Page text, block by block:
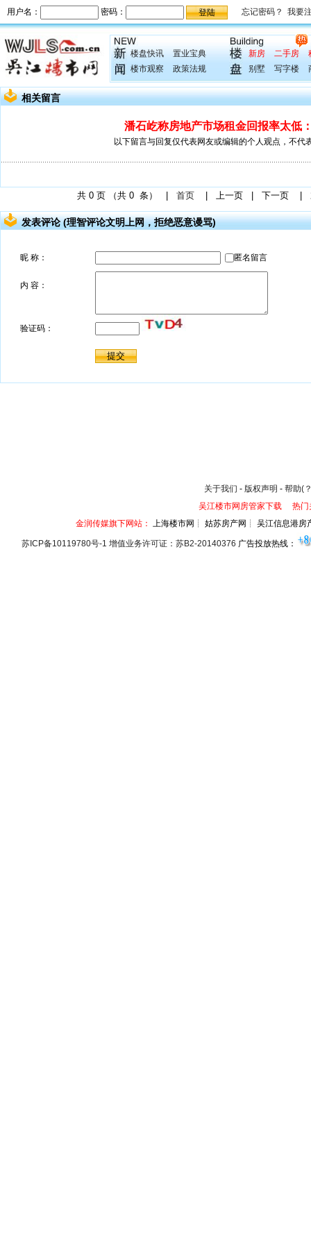
楼盘快讯
置业宝典
楼市观察
政策法规
新房 二手房
别墅
写字楼
相关留言
潘石屹称房地产市场租金回报率太低
以下留言与回复仅代表网友或编辑的个人观点，不代
共 0 页 （共 0 条） | 首页 上一页 下一页
发表评论 (理智评论文明上网，拒绝恶意谩骂)
关于我们 - 版权声明 - 帮助(
吴江楼市网房管家下载
热门
金润传媒旗下网站： 上海楼市网┊ 姑苏房产网┊ 吴江信息港
苏ICP备10119780号-1 增值业务许可证：苏B2-20140376 广告投放热线：